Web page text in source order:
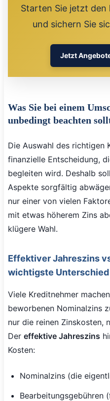
Starten Sie jetzt den
und sichern Sie
Jetzt
Was Sie bei einem
unbedingt beachten
Die Auswahl des richtigen
finanzielle Entscheidung,
begleiten wird. Deshalb
Aspekte sorgfältig
nur einer von vielen
mit etwas höherem Zins
klügere Wahl.
Effektiver Jahreszins
wichtigste Unterschied
Viele Kreditnehmer
beworbenen Nominalzins
nur die reinen Zinskosten,
Der effektive Jahreszins
Kosten:
Nominalzins (die
Bearbeitungsgebühren